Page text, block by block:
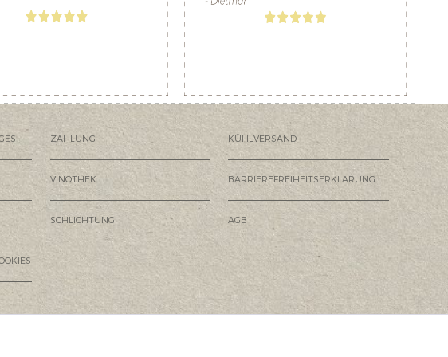
ZAHLUNG KÜHLVERSAND
VINOTHEK BARRIEREFREIHEITSERKLÄRUNG
SCHLICHTUNG AGB